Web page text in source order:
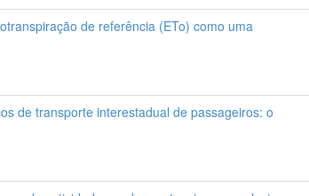
de referência (ETo) como uma
de transporte interestadual de passageiros: o